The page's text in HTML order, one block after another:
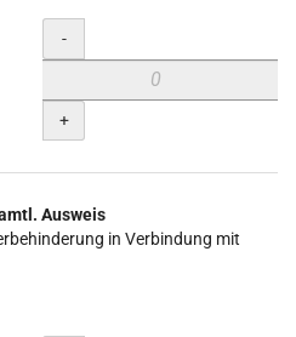
Menge
-
+
Ausweis
in Verbindung mit